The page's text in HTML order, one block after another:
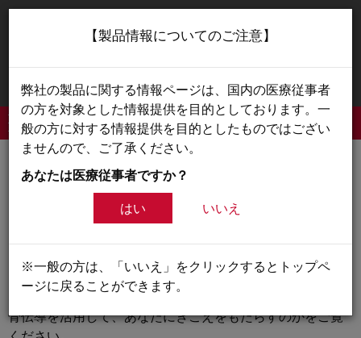
✕
お住まいの国・地域を選択して、該当するコンテンツを
続行
骨導インプラント
は独自の技術を活用した骨導インプラントです。皮膚の下
に完全に埋め込まれるため、インプラントの存在は気づか
ないことがほとんどでしょう。BONEBRIDGEがどのように
骨伝導を活用して、あなたにきこえをもたらすのかをご覧
【製品情報についてのご注意】
弊社の製品に関する情報ページは、国内の医療従事者
の方を対象とした情報提供を目的としております。一
般の方に対する情報提供を目的としたものではござい
ませんので、ご了承ください。
あなたは医療従事者ですか？
はい
いいえ
※一般の方は、「いいえ」をクリックするとトップペ
ージに戻ることができます。